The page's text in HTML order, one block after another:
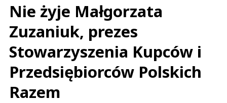
Nie żyje Małgorzata
Zuzaniuk, prezes
Stowarzyszenia Kupców i
Przedsiębiorców Polskich
Razem